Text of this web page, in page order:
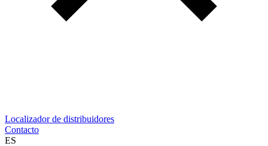
Localizador de distribuidores
Contacto
ES